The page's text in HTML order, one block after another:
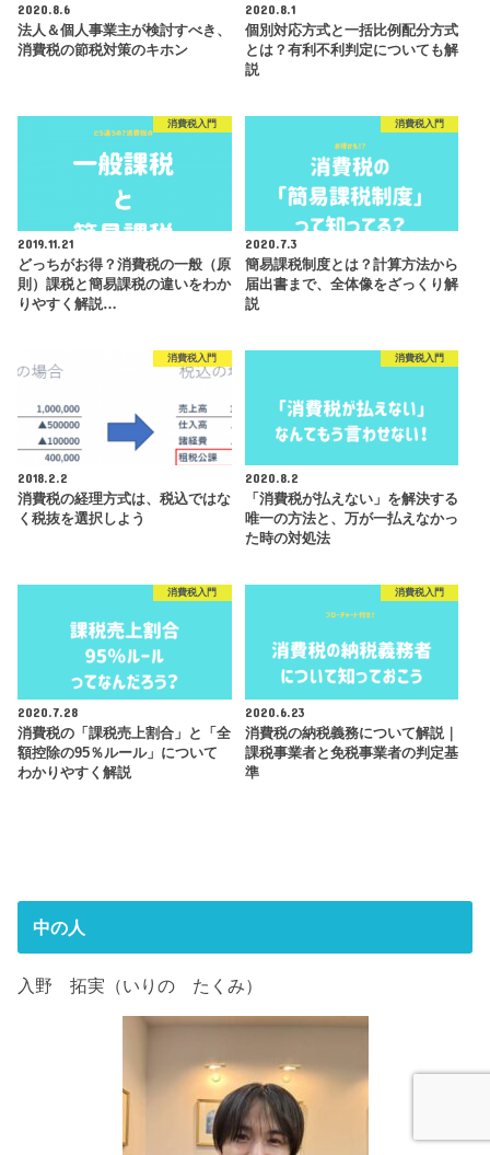
2020.8.6
法人＆個人事業主が検討すべき、
消費税の節税対策のキホン
2020.8.1
個別対応方式と一括比例配分方式
とは？有利不利判定についても解
説
消費税入門
2019.11.21
どっちがお得？消費税の一般（原
則）課税と簡易課税の違いをわか
りやすく解説…
消費税入門
2020.7.3
簡易課税制度とは？計算方法から
届出書まで、全体像をざっくり解
説
消費税入門
2018.2.2
消費税の経理方式は、税込ではな
く税抜を選択しよう
消費税入門
2020.8.2
「消費税が払えない」を解決する
唯一の方法と、万が一払えなかっ
た時の対処法
消費税入門
2020.7.28
消費税の「課税売上割合」と「全
額控除の95％ルール」について
わかりやすく解説
消費税入門
2020.6.23
消費税の納税義務について解説｜
課税事業者と免税事業者の判定基
準
中の人
入野 拓実（いりの たくみ）